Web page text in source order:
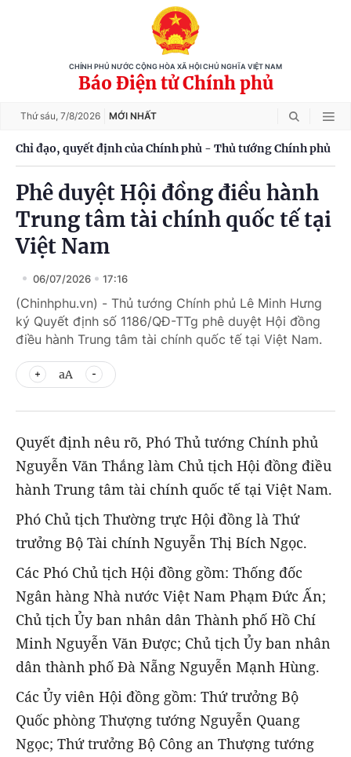
CHÍNH PHỦ NƯỚC CỘNG HÒA XÃ HỘI CHỦ NGHĨA VIỆT NAM
Báo Điện tử Chính phủ
Thứ sáu, 7/8/2026 MỚI NHẤT
Chỉ đạo, quyết định của Chính phủ - Thủ tướng Chính phủ
Phê duyệt Hội đồng điều hành
Trung tâm tài chính quốc tế tại
Việt Nam
06/07/2026 17:16
(Chinhphu.vn) - Thủ tướng Chính phủ Lê Minh Hưng
ký Quyết định số 1186/QĐ-TTg phê duyệt Hội đồng
điều hành Trung tâm tài chính quốc tế tại Việt Nam.
aA
Quyết định nêu rõ, Phó Thủ tướng Chính phủ
Nguyễn Văn Thắng làm Chủ tịch Hội đồng điều
hành Trung tâm tài chính quốc tế tại Việt Nam.
Phó Chủ tịch Thường trực Hội đồng là Thứ
trưởng Bộ Tài chính Nguyễn Thị Bích Ngọc.
Các Phó Chủ tịch Hội đồng gồm: Thống đốc
Ngân hàng Nhà nước Việt Nam Phạm Đức Ấn;
Chủ tịch Ủy ban nhân dân Thành phố Hồ Chí
Minh Nguyễn Văn Được; Chủ tịch Ủy ban nhân
dân thành phố Đà Nẵng Nguyễn Mạnh Hùng.
Các Ủy viên Hội đồng gồm: Thứ trưởng Bộ
Quốc phòng Thượng tướng Nguyễn Quang
Ngọc; Thứ trưởng Bộ Công an Thượng tướng